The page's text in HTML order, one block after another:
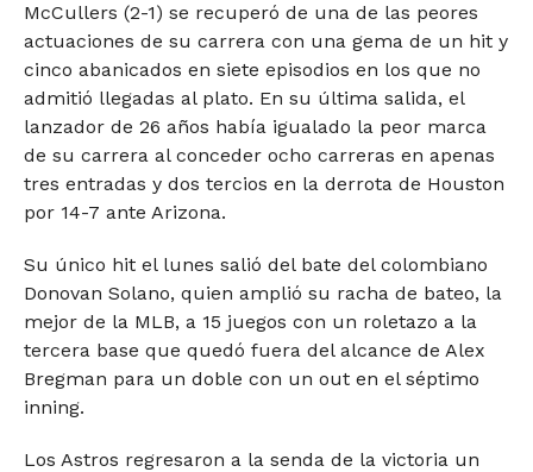
McCullers (2-1) se recuperó de una de las peores
actuaciones de su carrera con una gema de un hit y
cinco abanicados en siete episodios en los que no
admitió llegadas al plato. En su última salida, el
lanzador de 26 años había igualado la peor marca
de su carrera al conceder ocho carreras en apenas
tres entradas y dos tercios en la derrota de Houston
por 14-7 ante Arizona.
Su único hit el lunes salió del bate del colombiano
Donovan Solano, quien amplió su racha de bateo, la
mejor de la MLB, a 15 juegos con un roletazo a la
tercera base que quedó fuera del alcance de Alex
Bregman para un doble con un out en el séptimo
inning.
Los Astros regresaron a la senda de la victoria un